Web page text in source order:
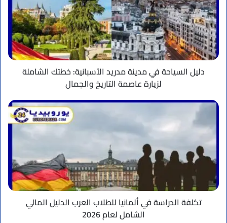
مدينة
مدريد
الأسبانية:
خطتك
الشاملة
لزيارة
عاصمةدليل السياحة في مدينة مدريد الأسبانية: خطتك الشاملة
لزيارة عاصمة التاريخ والجمال
تكلفة
الدراسة
في
ألمانيا
للطلاب
العرب
الدليل
المالي
الشامل
تكلفة الدراسة في ألمانيا للطلاب العرب الدليل المالي
الشامل لعام 2026